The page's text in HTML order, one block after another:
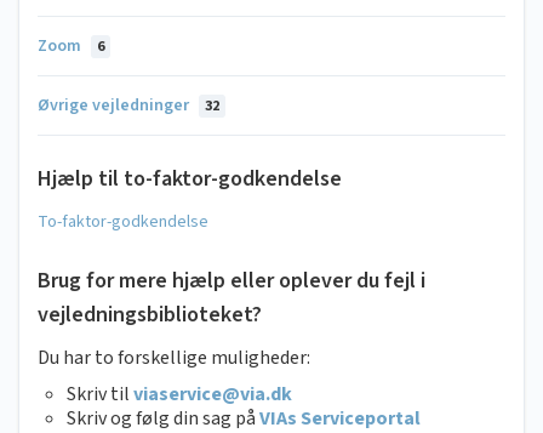
Zoom 6
Øvrige vejledninger 32
Hjælp til to-faktor-godkendelse
To-faktor-godkendelse
Brug for mere hjælp eller oplever du fejl i
vejledningsbiblioteket?
Du har to forskellige muligheder:
Skriv tilviaservice@via.dk
Skriv og følg din sag påVIAs Serviceportal